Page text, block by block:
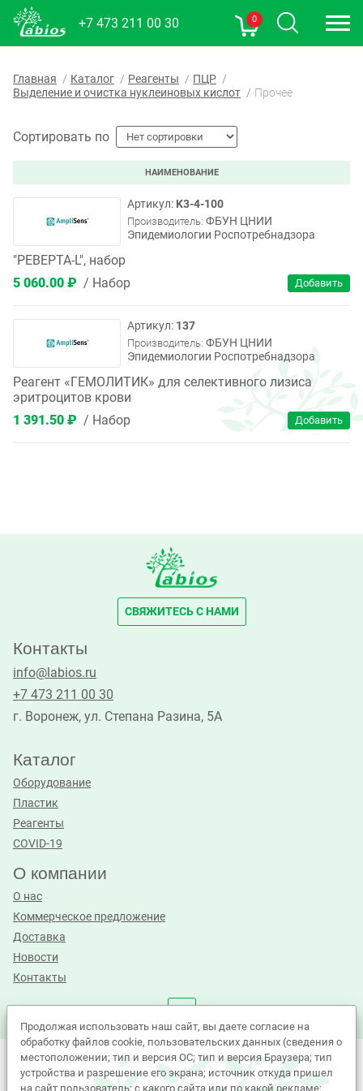
+7 473 211 00 30 0
Главная Каталог Реагенты
ПЦР
Выделение и очистка нуклеиновых кислот
Прочее
Сортировать по
НАИМЕНОВАНИЕ
K3-4-100
Производитель:ФБУН ЦНИИ
Эпидемиологии Роспотребнадзора
"РЕВЕРТА-L", набор
5 060.00 ₽
Набор
137
Производитель:ФБУН ЦНИИ
Эпидемиологии Роспотребнадзора
Реагент «ГЕМОЛИТИК» для селективного лизиса
эритроцитов крови
1 391.50 ₽
Набор
Продолжая использовать наш сайт, вы даете согласие на
обработку файлов cookie, пользовательских данных (сведения о
местоположении; тип и версия ОС; тип и версия Браузера; тип
устройства и разрешение его экрана; источник откуда пришел
на сайт пользователь; с какого сайта или по какой рекламе;
СВЯЖИТЕСЬ С НАМИ
Контакты
info@labios.ru
+7 473 211 00 30
г. Воронеж, ул. Степана Разина, 5А
Каталог
Оборудование
Пластик
Реагенты
COVID-19
О компании
О нас
Коммерческое предложение
Доставка
Новости
Контакты
©Лабиос 2010 - 2026. All Rights Reserved.